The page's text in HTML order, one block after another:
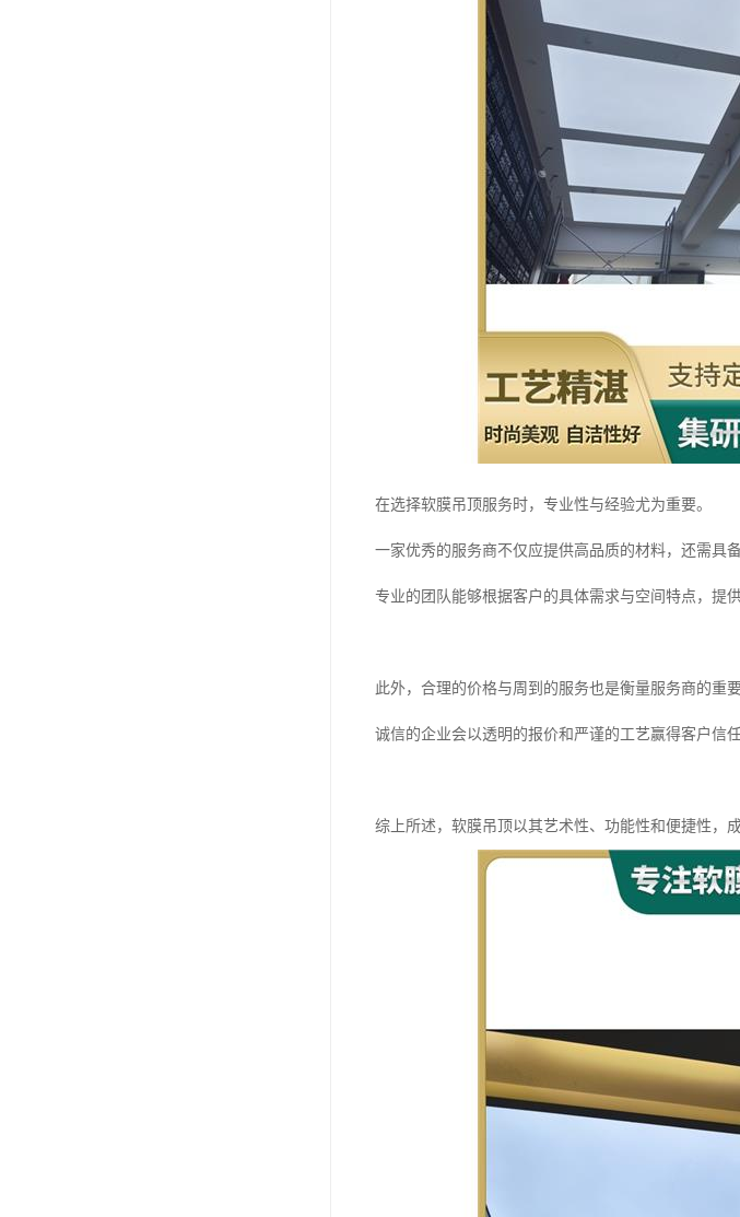
在选择软膜吊顶服务时，专业性与经验尤为重要。
一家优秀的服务商不仅应提供高品质的材料，还需具
专业的团队能够根据客户的具体需求与空间特点，提
此外，合理的价格与周到的服务也是衡量服务商的重要
诚信的企业会以透明的报价和严谨的工艺赢得客户信
综上所述，软膜吊顶以其艺术性、功能性和便捷性，